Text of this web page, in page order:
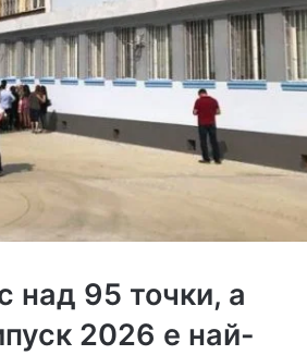
над 95 точки, а
2026 е най-